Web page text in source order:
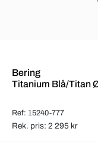
Bering
Titanium Blå/Titan
Ref: 15240-777
Rek. pris: 2 295 kr